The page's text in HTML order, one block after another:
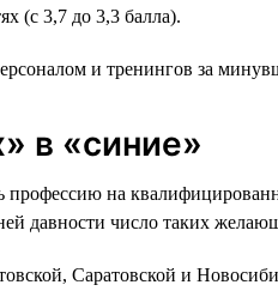
(с 3,7 до 3,3 балла).
и тренингов за
в «синие»
на
давности число таких
Саратовской и